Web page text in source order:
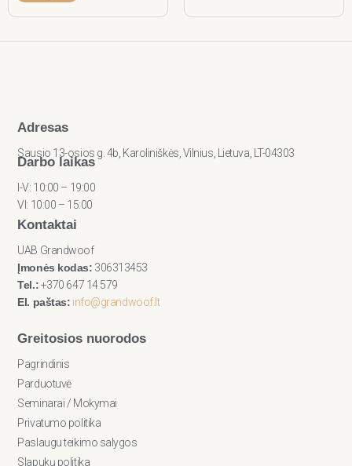
Adresas
Sausio 13-osios g. 4b, Karoliniškės, Vilnius, Lietuva, LT-04303
Darbo laikas
I-V: 10:00 – 19:00
VI: 10:00 – 15:00
Kontaktai
UAB Grandwoof
Įmonės kodas: 306313453
Tel.:+370 647 14 579
El. paštas: info@grandwoof.lt
Greitosios nuorodos
Pagrindinis
Parduotuvė
Seminarai / Mokymai
Privatumo politika
Paslaugu teikimo salygos
Slapukų politika